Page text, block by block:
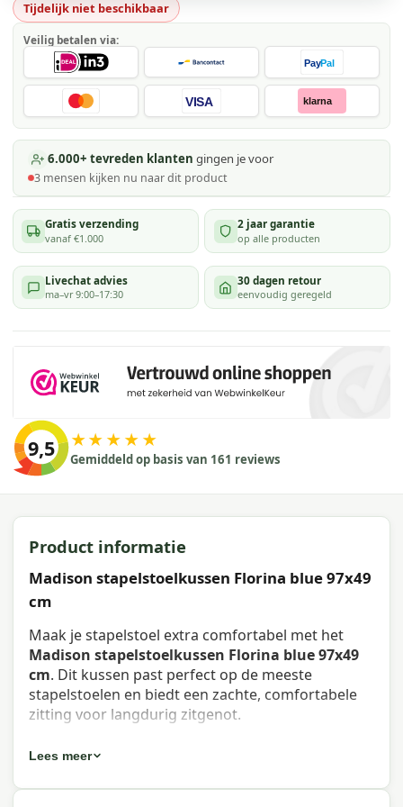
Tijdelijk niet beschikbaar
Veilig betalen via:
PayPal
VISA klarna
6.000+ tevreden klanten gingen je voor
3 mensen kijken nu naar dit product
Gratis verzending
vanaf €1.000
2 jaar garantie
op alle producten
Livechat advies
ma–vr 9:00–17:30
30 dagen retour
eenvoudig geregeld
9,5 ★★★★★
Gemiddeld op basis van 161 reviews
Product informatie
Madison stapelstoelkussen Florina blue 97x49
cm
Maak je stapelstoel extra comfortabel met het
Madison stapelstoelkussen Florina blue 97x49
cm. Dit kussen past perfect op de meeste
stapelstoelen en biedt een zachte, comfortabele
zitting voor langdurig zitgenot.
Eigenschappen Madison
stapelstoelkussen Florina blue 97x49
Lees meer